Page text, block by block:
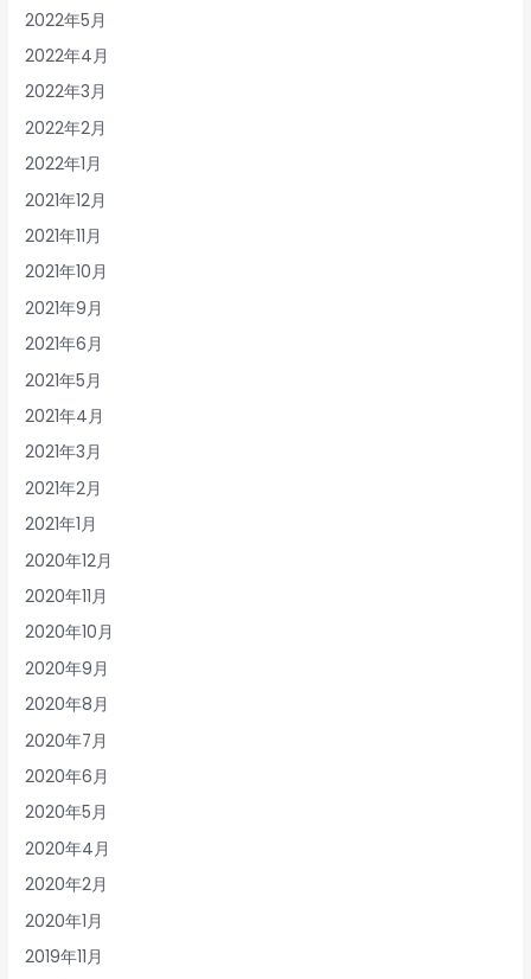
2022年5月
2022年4月
2022年3月
2022年2月
2022年1月
2021年12月
2021年11月
2021年10月
2021年9月
2021年6月
2021年5月
2021年4月
2021年3月
2021年2月
2021年1月
2020年12月
2020年11月
2020年10月
2020年9月
2020年8月
2020年7月
2020年6月
2020年5月
2020年4月
2020年2月
2020年1月
2019年11月